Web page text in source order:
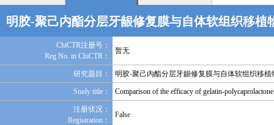
明胶-聚己内酯分层牙龈修复膜与自体软组织移
ChiCTR注册号：
Reg No. in ChiCTR：
暂无
研究题目： 明胶-聚己内酯分层牙龈修复膜与自体软组织移
Study title： Comparison of the efficacy of gelatin-
注册状况：
Registration：
False